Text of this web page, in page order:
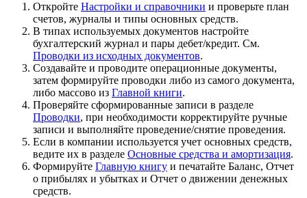
Откройте Настройки и справочники и проверьте план
счетов, журналы и типы основных средств.
В типах используемых документов настройте
бухгалтерский журнал и пары дебет/кредит. См.
Проводки из исходных документов.
Создавайте и проводите операционные документы,
затем формируйте проводки либо из самого документа,
либо массово из Главной книги.
Проверяйте сформированные записи в разделе
Проводки, при необходимости корректируйте ручные
записи и выполняйте проведение/снятие проведения.
Если в компании используется учет основных средств,
ведите их в разделе Основные средства и амортизация.
Формируйте Главную книгу и печатайте Баланс, Отчет
о прибылях и убытках и Отчет о движении денежных
средств.